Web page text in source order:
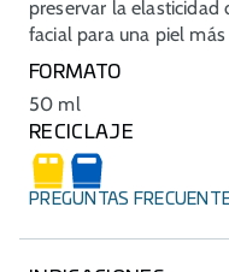
preservar la
facial para una piel
FORMATO
50 ml
RECICLAJE
PREGUNTAS